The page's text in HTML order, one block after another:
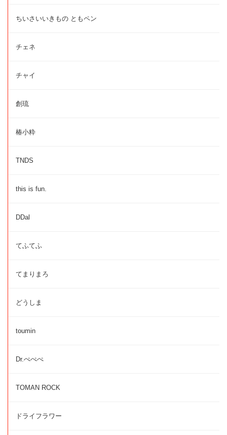
ちいさいいきもの ともペン
チェネ
チャイ
創琉
椿小粋
TNDS
this is fun.
DDal
てふてふ
てまりまろ
どうしま
toumin
Dr.ぺぺぺ
TOMAN ROCK
ドライフラワー